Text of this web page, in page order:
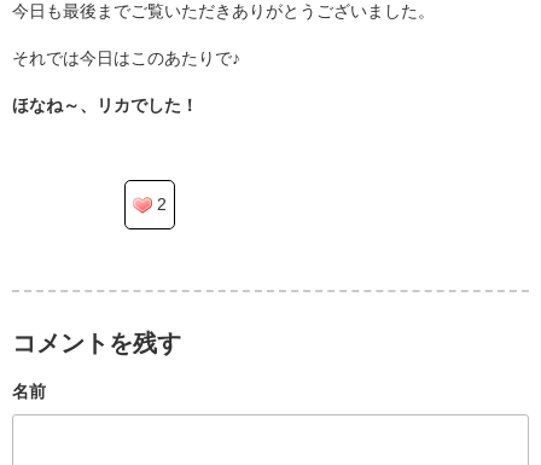
今日も最後までご覧いただきありがとうございました。
それでは今日はこのあたりで♪
ほなね～、リカでした！
2
コメントを残す
名前